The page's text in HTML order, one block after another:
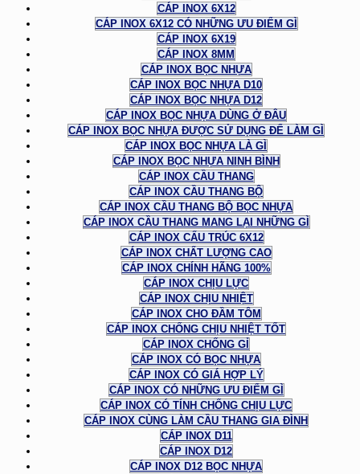
CÁP INOX 6X12
CÁP INOX 6X12 CÓ NHỮNG ƯU ĐIỂM GÌ
CÁP INOX 6X19
CÁP INOX 8MM
CÁP INOX BỌC NHỰA
CÁP INOX BỌC NHỰA D10
CÁP INOX BỌC NHỰA D12
CÁP INOX BỌC NHỰA DÙNG Ở ĐÂU
CÁP INOX BỌC NHỰA ĐƯỢC SỬ DỤNG ĐỂ LÀM GÌ
CÁP INOX BỌC NHỰA LÀ GÌ
CÁP INOX BỌC NHỰA NINH BÌNH
CÁP INOX CẦU THANG
CÁP INOX CẦU THANG BỘ
CÁP INOX CẦU THANG BỘ BỌC NHỰA
CÁP INOX CẦU THANG MANG LẠI NHỮNG GÌ
CÁP INOX CẤU TRÚC 6X12
CÁP INOX CHẤT LƯỢNG CAO
CÁP INOX CHÍNH HÃNG 100%
CÁP INOX CHỊU LỰC
CÁP INOX CHỊU NHIỆT
CÁP INOX CHO ĐẦM TÔM
CÁP INOX CHỐNG CHỊU NHIỆT TỐT
CÁP INOX CHỐNG GỈ
CÁP INOX CÓ BỌC NHỰA
CÁP INOX CÓ GIÁ HỢP LÝ
CÁP INOX CÓ NHỮNG ƯU ĐIỂM GÌ
CÁP INOX CÓ TÍNH CHỐNG CHỊU LỰC
CÁP INOX CÙNG LÀM CẦU THANG GIA ĐÌNH
CÁP INOX D11
CÁP INOX D12
CÁP INOX D12 BỌC NHỰA